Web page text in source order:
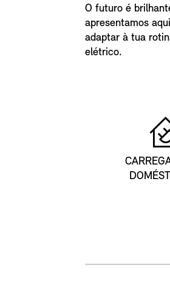
O futuro é
apresentamos
adaptar à tua
elétrico.